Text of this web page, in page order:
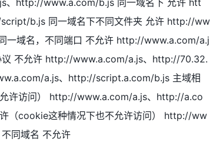
、http://www.a.com/b.js 同一域名下 允许 htt
b.js 同一域名下不同文件夹 允许 http://ww
域名，不同端口 不允许 http://www.a.com/a.j
不允许 http://www.a.com/a.js、http://70.32.
a.js、http://script.a.com/b.js 主域相
许访问） http://www.a.com/a.js、http://a.co
（cookie这种情况下也不允许访问） http://ww
同域名 不允许